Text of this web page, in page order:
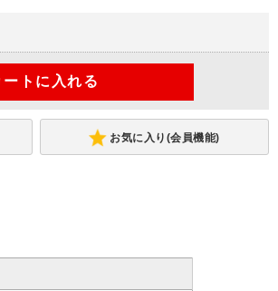
お気に入り(会員機能)